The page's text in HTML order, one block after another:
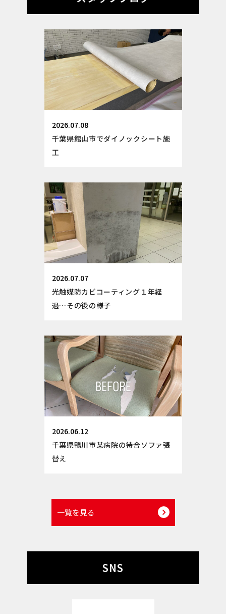
2026.07.08
千葉県館山市でダイノックシート施
工
2026.07.07
光触媒防カビコーティング１年経
過…その後の様子
2026.06.12
千葉県鴨川市某病院の待合ソファ張
替え
一覧を見る
SNS